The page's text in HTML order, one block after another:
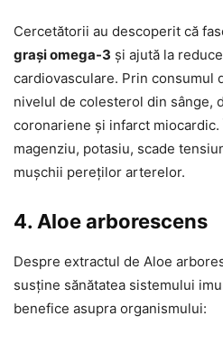
Cercetătorii au descoperit că
grași omega-3 și ajută la
cardiovasculare. Prin consumul
nivelul de colesterol din sânge,
coronariene și infarct miocardic.
magenziu, potasiu, scade
mușchii pereților arterelor.
4. Aloe arborescens
Despre extractul de Aloe
susține sănătatea sistemului
benefice asupra organismului: